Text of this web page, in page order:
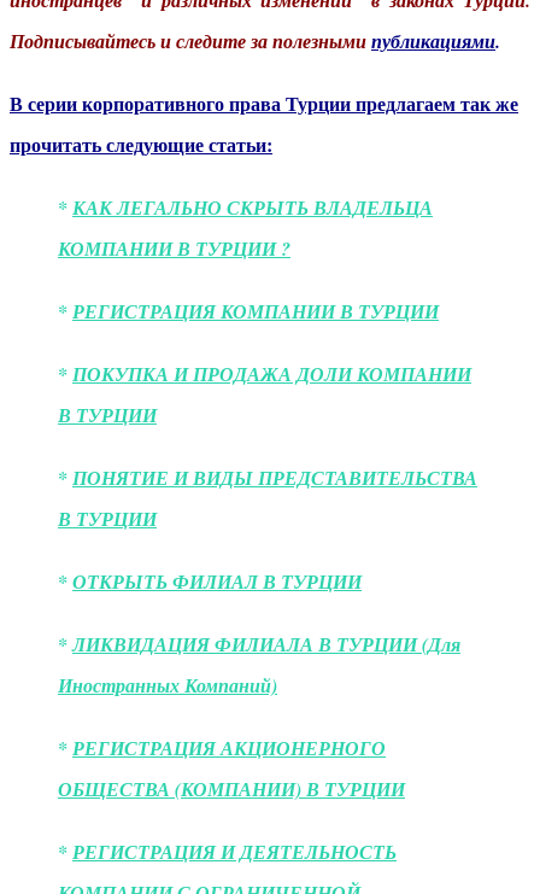
Подписывайтесь и следите за полезнымипубликациями.
В серии корпоративного права Турции предлагаем так же
прочитать следующие статьи:
*КАК ЛЕГАЛЬНО СКРЫТЬ ВЛАДЕЛЬЦА
КОМПАНИИ В ТУРЦИИ ?
*РЕГИСТРАЦИЯ КОМПАНИИ В ТУРЦИИ
*ПОКУПКА И ПРОДАЖА ДОЛИ КОМПАНИИ
В ТУРЦИИ
*ПОНЯТИЕ И ВИДЫ ПРЕДСТАВИТЕЛЬСТВА
В ТУРЦИИ
*ОТКРЫТЬ ФИЛИАЛ В ТУРЦИИ
*ЛИКВИДАЦИЯ ФИЛИАЛА В ТУРЦИИ (Для
Иностранных Компаний)
*РЕГИСТРАЦИЯ АКЦИОНЕРНОГО
ОБЩЕСТВА (КОМПАНИИ) В ТУРЦИИ
*РЕГИСТРАЦИЯ И ДЕЯТЕЛЬНОСТЬ